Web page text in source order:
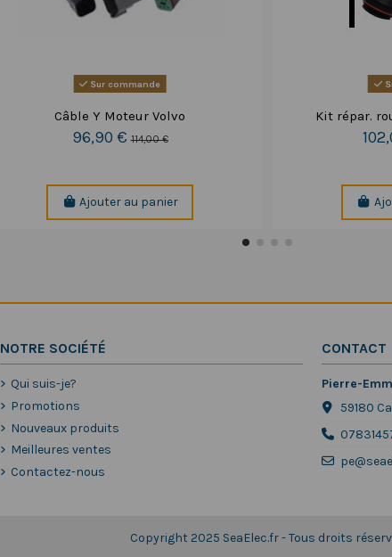
Sur commande
Câble Y Moteur Volvo
96,90 €114,00 €
Ajouter au panier
Kit répar.
NOTRE SOCIÉTÉ
Qui suis-je?
Promotions
Nouveaux produits
Meilleures ventes
Contactez-nous
CONTACT
Pierre-
59180
Copyright 2025 SeaElec.fr - Tous droits